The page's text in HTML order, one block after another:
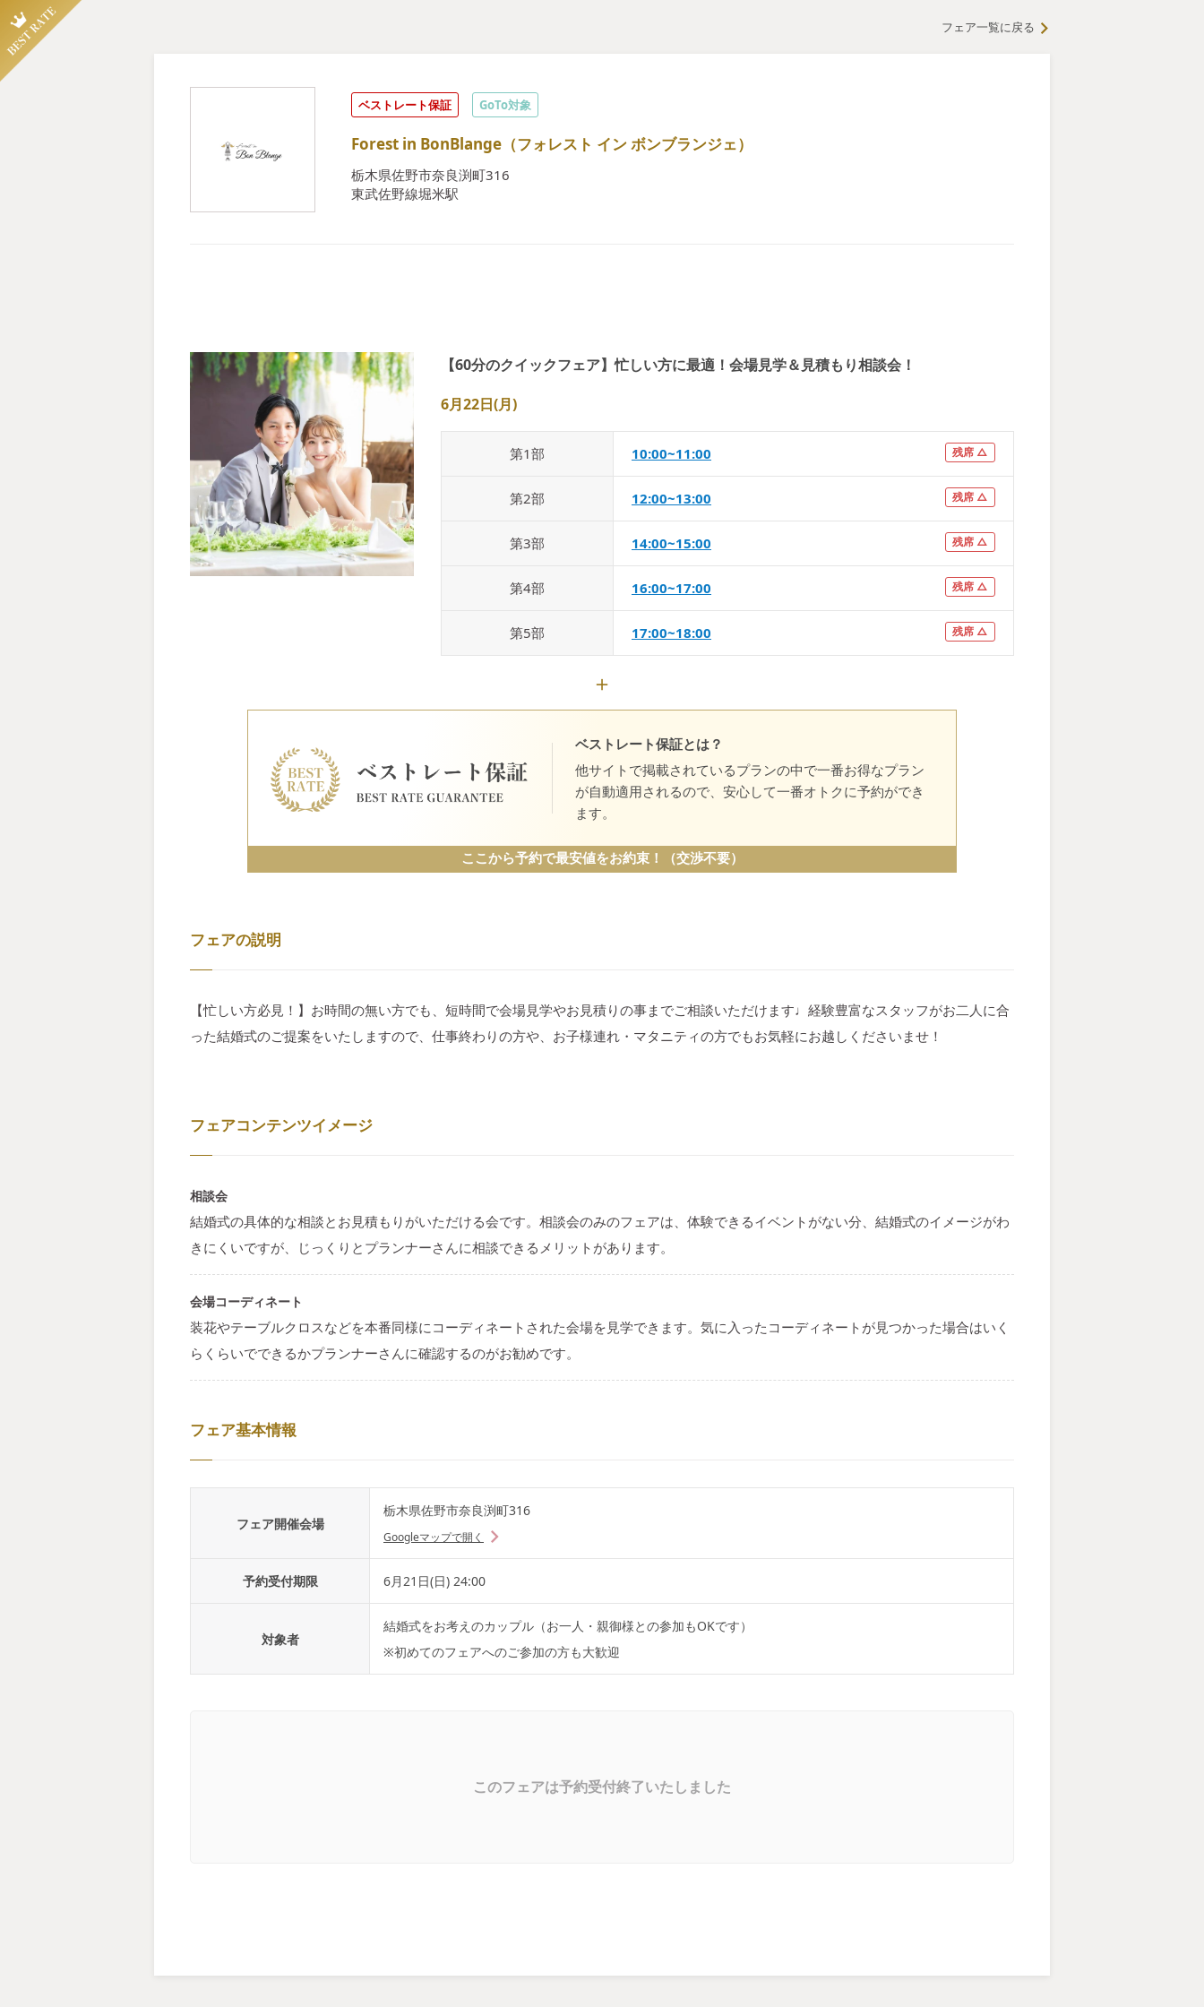
フェア一覧に戻る
ベストレート保証 GoTo対象
Forest in BonBlange（フォレスト イン ボンブランジェ）
栃木県佐野市奈良渕町316
東武佐野線堀米駅
【60分のクイックフェア】忙しい方に最適！会場見学＆見積もり相談会！
6月22日(月)
第1部 10:00~11:00 残席 △
第2部 12:00~13:00 残席 △
第3部 14:00~15:00 残席 △
第4部 16:00~17:00 残席 △
第5部 17:00~18:00 残席 △
ベストレート保証とは？
他サイトで掲載されているプランの中で一番お得なプラン
が自動適用されるので、安心して一番オトクに予約ができ
ます。
ここから予約で最安値をお約束！（交渉不要）
フェアの説明
【忙しい方必見！】お時間の無い方でも、短時間で会場見学やお見積りの事までご相談いただけます♩経験豊富なスタッフがお二人に合
った結婚式のご提案をいたしますので、仕事終わりの方や、お子様連れ・マタニティの方でもお気軽にお越しくださいませ！
フェアコンテンツイメージ
相談会
結婚式の具体的な相談とお見積もりがいただける会です。相談会のみのフェアは、体験できるイベントがない分、結婚式のイメージがわ
きにくいですが、じっくりとプランナーさんに相談できるメリットがあります。
会場コーディネート
装花やテーブルクロスなどを本番同様にコーディネートされた会場を見学できます。気に入ったコーディネートが見つかった場合はいく
らくらいでできるかプランナーさんに確認するのがお勧めです。
フェア基本情報
フェア開催会場
栃木県佐野市奈良渕町316
Googleマップで開く
予約受付期限 6月21日(日) 24:00
対象者
結婚式をお考えのカップル（お一人・親御様との参加もOKです）
※初めてのフェアへのご参加の方も大歓迎
このフェアは予約受付終了いたしました